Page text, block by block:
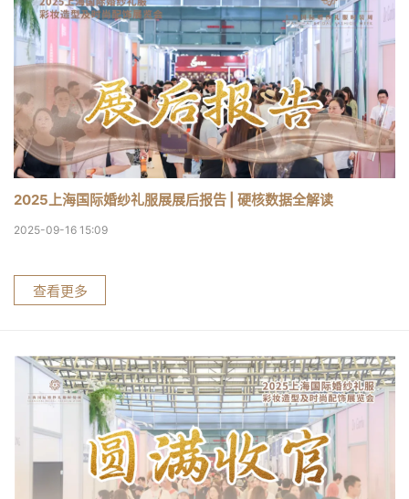
2025上海国际婚纱礼服展展后报告 | 硬核数据全解读
2025-09-16 15:09
查看更多